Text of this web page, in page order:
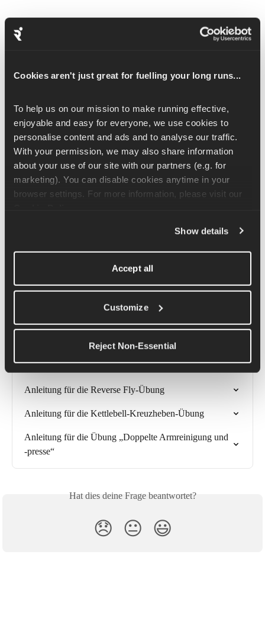
Cookies aren't just great for fuelling your long runs...
To help us on our mission to make running effective,
enjoyable and easy for everyone, we use cookies to
personalise content and ads and to analyse our traffic.
With your permission, we may also share information
about your use of our site with our partners (e.g. for
marketing). You can disable cookies anytime in your
Show details
Accept all
Customize
Reject Non-Essential
Beim Frontheben trainierst du hauptsächlich deine vorderen
deine Hanteln oder Kettlebells so, dass deine Handflächen zum
Körper zeigen und die Gewichte locker auf deinen
Oberschenkeln liegen. Heb deine Arme vor dir bis knapp über
Schulterhöhe und lass sie dann langsam wieder sinken.
Diese Übung wird oft falsch gemacht. Es ist wichtig, die
Kontrolle über die Bewegung zu behalten und nicht den
eine Schwungbewegung hinzufügen musst, solltest du das
Verwandte Artikel
Anleitung für die Übung „Reverse Lunge“
Anleitung für die Übung „Stehende Doppelarm-
Schulterpresse“
Anleitung für die Reverse Fly-Übung
Anleitung für die Kettlebell-Kreuzheben-Übung
Anleitung für die Übung „Doppelte Armreinigung und
-presse“
Hat dies deine Frage beantwortet?
😞 😐 😃